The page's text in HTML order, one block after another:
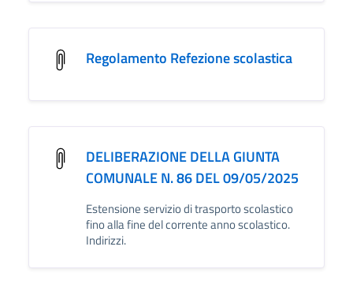
Regolamento Refezione scolastica
DELIBERAZIONE DELLA GIUNTA
COMUNALE N. 86 DEL 09/05/2025
Estensione servizio di trasporto scolastico
fino alla fine del corrente anno scolastico.
Indirizzi.